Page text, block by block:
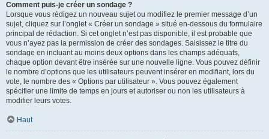
Comment puis-je créer un sondage ?
Lorsque vous rédigez un nouveau sujet ou modifiez le premier message d’un
sujet, cliquez sur l’onglet « Créer un sondage » situé en-dessous du formulaire
principal de rédaction. Si cet onglet n’est pas disponible, il est probable que
vous n’ayez pas la permission de créer des sondages. Saisissez le titre du
sondage en incluant au moins deux options dans les champs adéquats,
chaque option devant être insérée sur une nouvelle ligne. Vous pouvez définir
le nombre d’options que les utilisateurs peuvent insérer en modifiant, lors du
vote, le nombre des « Options par utilisateur ». Vous pouvez également
spécifier une limite de temps en jours et autoriser ou non les utilisateurs à
modifier leurs votes.
Haut